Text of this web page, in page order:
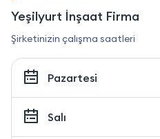
Yeşilyurt İnşaat Firma
Şirketinizin çalışma saatleri
Pazartesi
Salı